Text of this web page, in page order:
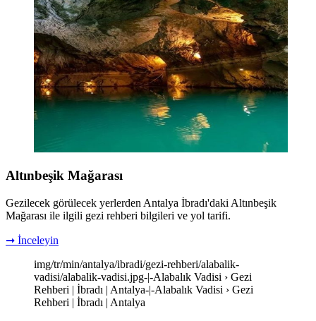
Altınbeşik Mağarası
Gezilecek görülecek yerlerden Antalya İbradı'daki Altınbeşik
Mağarası ile ilgili gezi rehberi bilgileri ve yol tarifi.
➞ İnceleyin
img/tr/min/antalya/ibradi/gezi-rehberi/alabalik-
vadisi/alabalik-vadisi.jpg-|-Alabalık Vadisi › Gezi
Rehberi | İbradı | Antalya-|-Alabalık Vadisi › Gezi
Rehberi | İbradı | Antalya